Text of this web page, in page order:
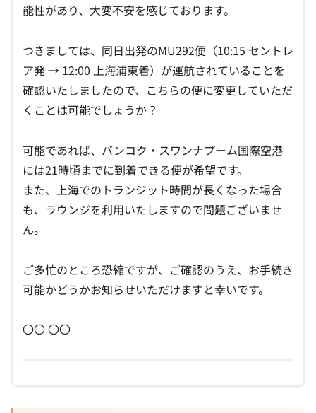
能性があり、大変不安を感じております。
つきましては、同日出発のMU292便（10:15 セントレ
ア発 → 12:00 上海浦東着）が運航されていることを
確認いたしましたので、こちらの便に変更していただ
くことは可能でしょうか？
可能であれば、バンコク・スワンナプーム国際空港
には21時頃までに到着できる便が希望です。
また、上海でのトランジット時間が長くなった場合
も、ラウンジを利用いたしますので問題ございませ
ん。
ご多忙のところ恐縮ですが、ご確認のうえ、お手続き
可能かどうかお知らせいただけますと幸いです。
〇〇 〇〇